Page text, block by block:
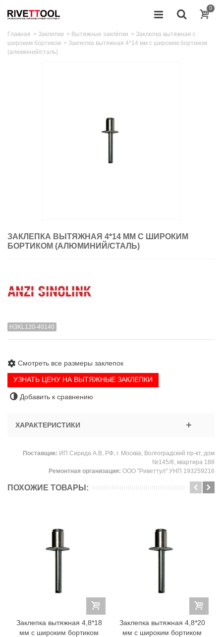
0
Главная > Заклепки > Вытяжные заклёпки > Заклепка вытяжная с
широким бортиком > Заклепка вытяжная 4*14 мм с широким бортиком
(алюминий/сталь)
ЗАКЛЕПКА ВЫТЯЖНАЯ 4*14 ММ С ШИРОКИМ
БОРТИКОМ (АЛЮМИНИЙ/СТАЛЬ)
H3KL120-40140
Смотреть все размеры заклепок
УЗНАТЬ ЦЕНУ НА ВЫТЯЖНЫЕ ЗАКЛЕПКИ
Добавить к сравнению
ХАРАКТЕРИСТИКИ
Поставщик: ИП Сирида А.В, РФ, г. Москва, Волгоградский пр-кт, дом
№145/8, квартира 188
Ремонтная организация: ООО "Риветтул" УНП 193259216
ПОХОЖИЕ ТОВАРЫ:
Заклепка вытяжная 4,8*18
мм с широким бортиком
Заклепка вытяжная 4,8*20
мм с широким бортиком